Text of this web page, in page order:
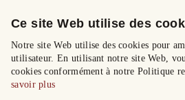
Ce site Web utilise des
Notre site Web utilise des cookies pour
utilisateur. En utilisant notre site Web,
cookies conformément à notre Politique
savoir plus